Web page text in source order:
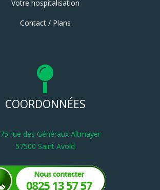
Votre hospitalisation
Contact / Plans
COORDONNÉES
75 rue des Généraux Altmayer
57500 Saint Avold